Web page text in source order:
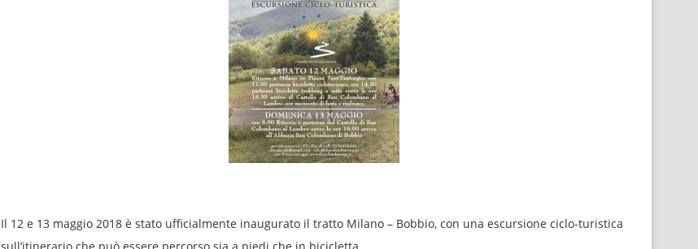
Il 12 e 13 maggio 2018 è stato ufficialmente inaugurato il tratto Milano – Bobbio, con una escursione ciclo-turistica